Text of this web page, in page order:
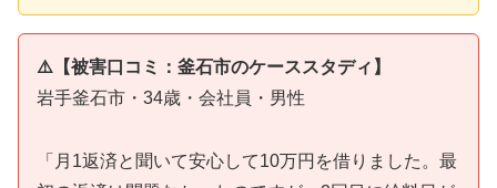
⚠️【被害口コミ：釜石市のケーススタディ】
岩手釜石市・34歳・会社員・男性
「月1返済と聞いて安心して10万円を借りました。最